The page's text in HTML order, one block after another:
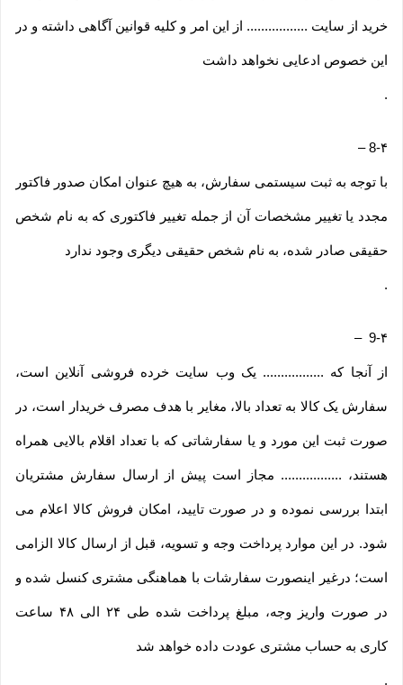
خرید از سایت ................. از این امر و کلیه قوانین آگاهی داشته و در
این خصوص ادعایی نخواهد داشت
.
8-۴–
با توجه به ثبت سیستمی سفارش، به هیچ عنوان امکان صدور فاکتور
مجدد یا تغییر مشخصات آن از جمله تغییر فاکتوری که به نام شخص
حقیقی صادر شده، به نام شخص حقیقی دیگری وجود ندارد
.
9-۴ –
از آنجا که ................. یک وب ‌سایت خرده‌ فروشی آنلاین است،
سفارش یک کالا به تعداد بالا، مغایر با هدف مصرف خریدار است، در
صورت ثبت این مورد و یا سفارشاتی که با تعداد اقلام بالایی همراه
هستند، ................. مجاز است پیش از ارسال سفارش مشتریان
ابتدا بررسی نموده و در صورت تایید، امکان فروش کالا اعلام می
شود. در این موارد پرداخت وجه و تسویه، قبل از ارسال کالا الزامی
است؛ درغیر اینصورت سفارشات با هماهنگی مشتری کنسل شده و
در صورت واریز وجه، مبلغ پرداخت شده طی ۲۴ الی ۴۸ ساعت
کاری به حساب مشتری عودت داده خواهد شد
.